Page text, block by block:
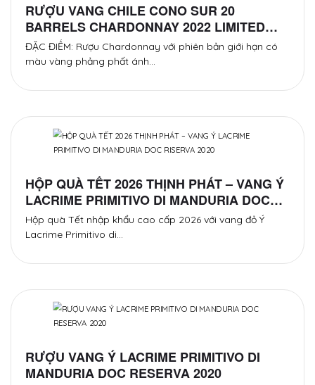
RƯỢU VANG CHILE CONO SUR 20
BARRELS CHARDONNAY 2022 LIMITED
EDITION
ĐẶC ĐIỂM: Rượu Chardonnay với phiên bản giới hạn có
màu vàng phảng phất ánh…
HỘP QUÀ TẾT 2026 THỊNH PHÁT – VANG Ý
LACRIME PRIMITIVO DI MANDURIA DOC
RISERVA 2020
Hộp quà Tết nhập khẩu cao cấp 2026 với vang đỏ Ý
Lacrime Primitivo di…
RƯỢU VANG Ý LACRIME PRIMITIVO DI
MANDURIA DOC RESERVA 2020